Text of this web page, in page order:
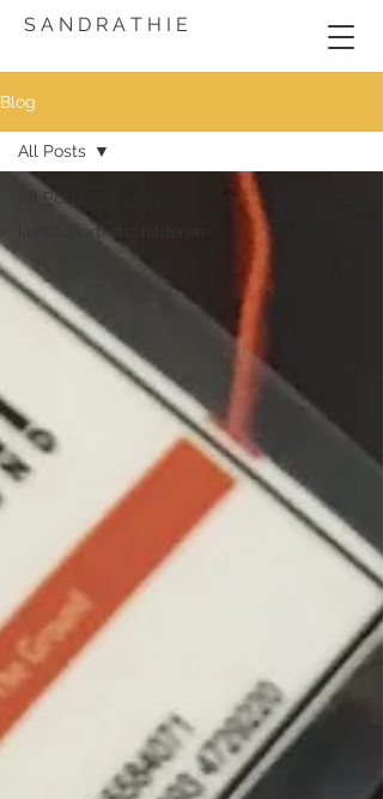
S A N D R A T H I E
Blog
All Posts
kunst/portretschilderen
All Posts